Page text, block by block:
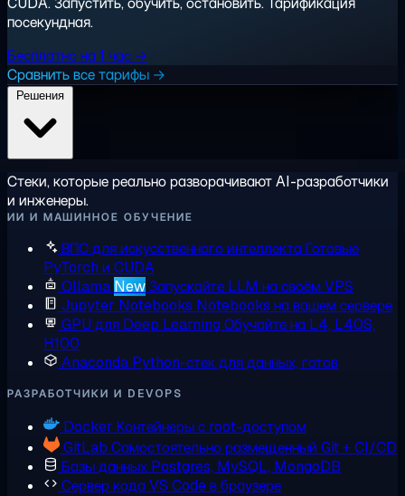
посекундная.
Бесплатно на 1 час →
Сравнить все тарифы →
Стеки, которые реально разворачивают AI-разработчики
и инженеры.
ИИ И МАШИННОЕ ОБУЧЕНИЕ
ВПС для искусственного интеллектаГотовые
PyTorch и CUDA
Ollama NewЗапускайте LLM на своём VPS
Jupyter Notebooks Notebooks на вашем сервере
GPU для Deep Learning Обучайте на L4, L40S,
H100
Anaconda Python-стек для данных, готов
РАЗРАБОТЧИКИ И DEVOPS
Docker Контейнеры с root-доступом
GitLab Самостоятельно размещенный Git + CI/CD
Базы данных Postgres, MySQL, MongoDB
Сервер кодаVS Code в браузере